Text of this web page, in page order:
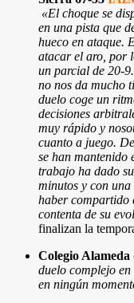
«El choque se
en una pista que
hueco en ataque.
atacar el aro, por
un parcial de 20-
no nos da mucho
duelo coge un
decisiones
muy rápido y
cuanto a juego.
se han mantenido
trabajo ha dado
minutos y con
haber compartido
contenta de su
finalizan la
Colegio Alameda
duelo complejo
en ningún